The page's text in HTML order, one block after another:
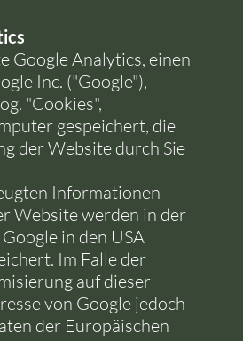
Google Analytics, einen
Inc. ("Google"),
"Cookies",
gespeichert, die
der Website durch Sie
Informationen
Website werden in der
in den USA
Im Falle der
auf dieser
von Google jedoch
der Europäischen